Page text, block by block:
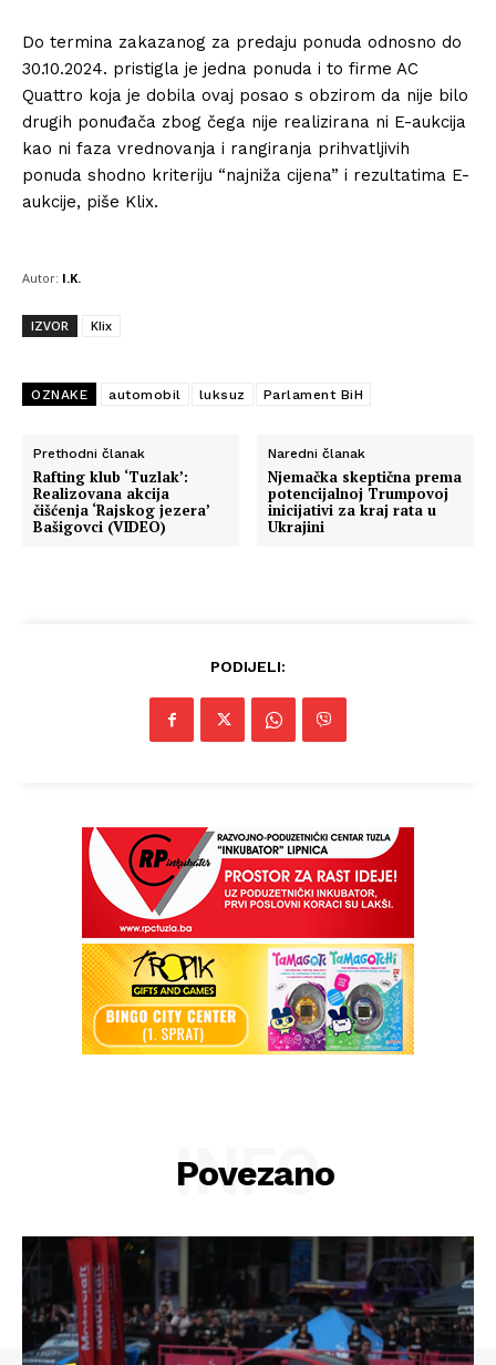
Do termina zakazanog za predaju ponuda odnosno do
30.10.2024. pristigla je jedna ponuda i to firme AC
Quattro koja je dobila ovaj posao s obzirom da nije bilo
drugih ponuđača zbog čega nije realizirana ni E-aukcija
kao ni faza vrednovanja i rangiranja prihvatljivih
ponuda shodno kriteriju “najniža cijena” i rezultatima E-
aukcije, piše Klix.
Autor: I.K.
IZVOR Klix
OZNAKE automobil luksuz Parlament BiH
Prethodni članak
Rafting klub ‘Tuzlak’:
Realizovana akcija
čišćenja ‘Rajskog jezera’
Bašigovci (VIDEO)
Naredni članak
Njemačka skeptična prema
potencijalnoj Trumpovoj
inicijativi za kraj rata u
Ukrajini
PODIJELI:
Povezano
INFO